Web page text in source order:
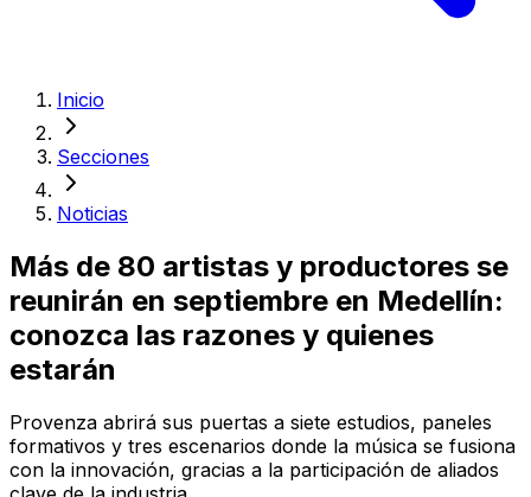
Inicio
Secciones
Noticias
Más de 80 artistas y productores se
reunirán en septiembre en Medellín:
conozca las razones y quienes
estarán
Provenza abrirá sus puertas a siete estudios, paneles
formativos y tres escenarios donde la música se fusiona
con la innovación, gracias a la participación de aliados